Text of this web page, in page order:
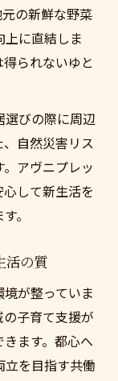
の新鮮な野菜
に直結しま
られないゆと
選びの際に周辺
自然災害リス
アヴニプレッ
して新生活を
。
活の質
が整っていま
子育て支援が
ます。都心へ
を目指す共働